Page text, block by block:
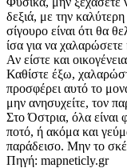
δεξιά, με την
σίγουρο είναι ότι θα
ίσα για να
Αν είστε και
Καθίστε έξω,
προσφέρει αυτό το
μην ανησυχείτε, τον
Στο Όστρια, όλα είναι
ποτό, ή ακόμα και
παράδεισο. Μην το
Πηγή: mapneticly.gr